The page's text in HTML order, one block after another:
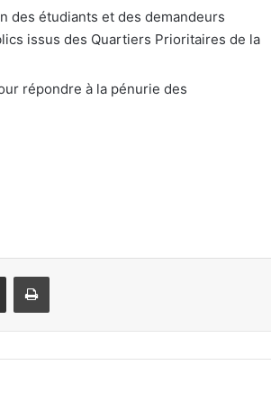
des étudiants et des demandeurs
issus des Quartiers Prioritaires de la
répondre à la pénurie des
Partager par e-mail Imprimer